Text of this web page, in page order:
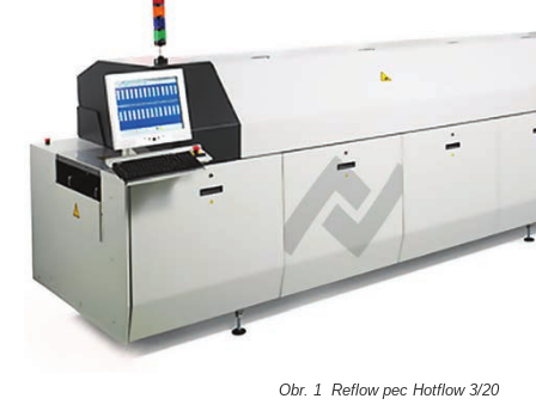
Obr. 1 Reflow pec Hotflow 3/20